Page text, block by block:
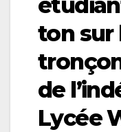
ton sur
de
Lycée